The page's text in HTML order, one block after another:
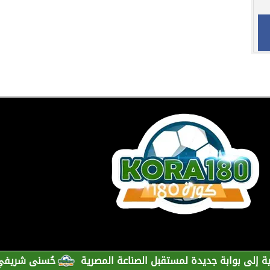
حُسنى شريفي العلوي جديدة لمستقبل الصناعة المصرية